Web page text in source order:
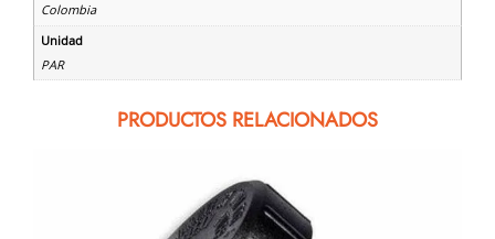
Colombia
Unidad
PAR
PRODUCTOS RELACIONADOS